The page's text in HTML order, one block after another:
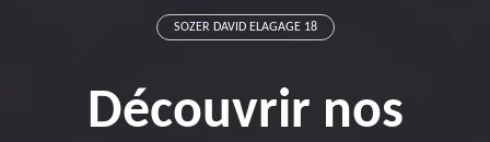
SOZER DAVID ELAGAGE 18
Découvrir nos